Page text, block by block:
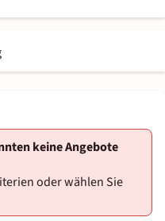
keine Angebote
oder wählen Sie